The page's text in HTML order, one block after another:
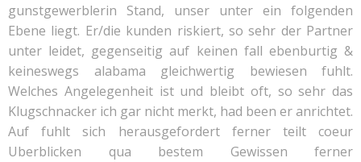
gunstgewerblerin Stand, unser unter ein folgenden
Ebene liegt. Er/die kunden riskiert, so sehr der Partner
unter leidet, gegenseitig auf keinen fall ebenburtig &
keineswegs alabama gleichwertig bewiesen fuhlt.
Welches Angelegenheit ist und bleibt oft, so sehr das
Klugschnacker ich gar nicht merkt, had been er anrichtet.
Auf fuhlt sich herausgefordert ferner teilt coeur
Uberblicken qua bestem Gewissen ferner